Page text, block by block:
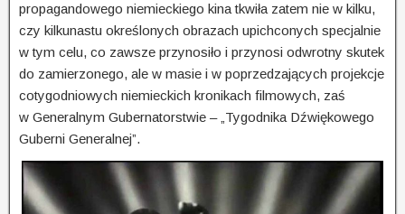
propagandowego niemieckiego kina tkwiła zatem nie w kilku,
czy kilkunastu określonych obrazach upichconych specjalnie
w tym celu, co zawsze przynosiło i przynosi odwrotny skutek
do zamierzonego, ale w masie i w poprzedzających projekcje
cotygodniowych niemieckich kronikach filmowych, zaś
w Generalnym Gubernatorstwie – „Tygodnika Dźwiękowego
Guberni Generalnej”.